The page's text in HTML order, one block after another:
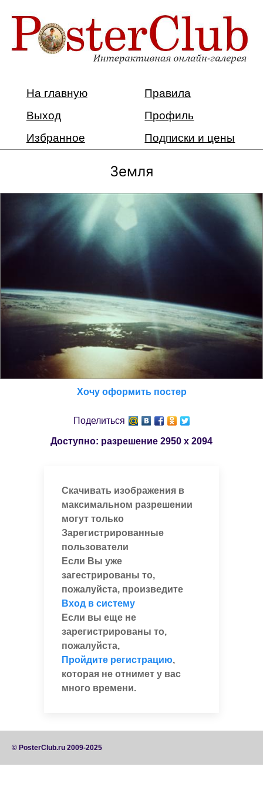
На главную
Правила
Выход
Профиль
Избранное
Подписки и цены
Земля
Хочу оформить постер
Поделиться
Доступно: разрешение 2950 x 2094
Скачивать изображения в
максимальном разрешении
могут только
Зарегистрированные
пользователи
Если Вы уже
загестрированы то,
пожалуйста, произведите
Вход в систему
Если вы еще не
зарегистрированы то,
пожалуйста,
Пройдите регистрацию,
которая не отнимет у вас
много времени.
© PosterClub.ru 2009-2025